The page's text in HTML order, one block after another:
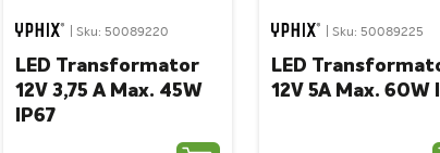
| Sku: 50089220
LED Transformator
12V 3,75 A Max. 45W
IP67
| Sku: 50089225
LED
12V 5A Max. 60W